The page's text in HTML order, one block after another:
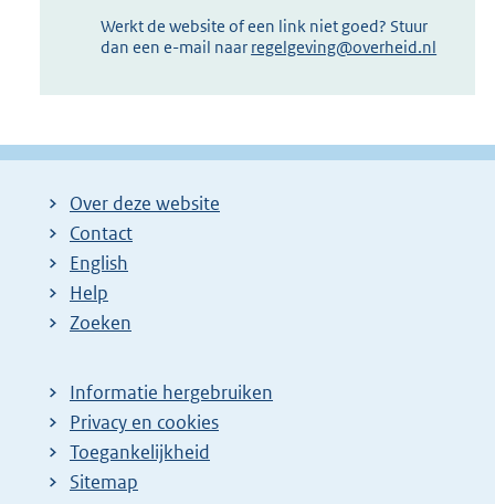
Werkt de website of een link niet goed? Stuur
dan een e-mail naar regelgeving@overheid.nl
Over deze website
Contact
English
Help
Zoeken
Informatie hergebruiken
Privacy en cookies
Toegankelijkheid
Sitemap